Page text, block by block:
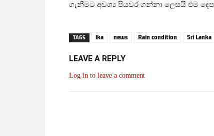
ගැනීමට අවශ්‍ය පියවර ගන්නා ලෙසයි එම
TAGS lka news Rain condition Sri Lanka
LEAVE A REPLY
Log in to leave a comment